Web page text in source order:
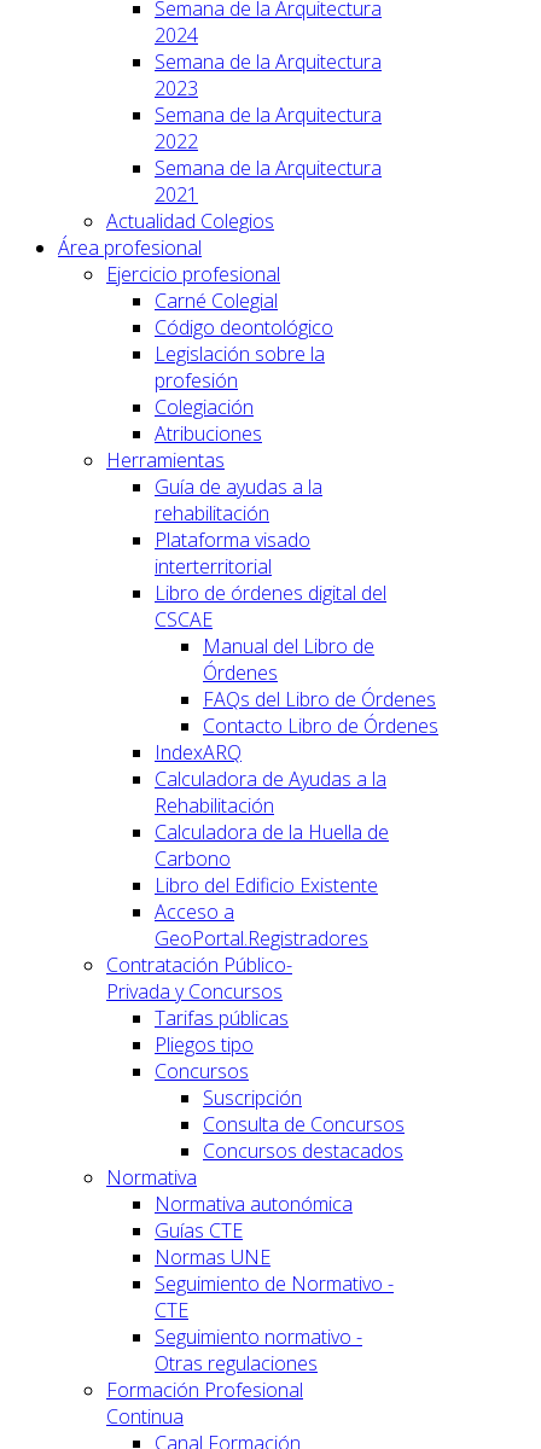
Semana de la Arquitectura
2024
Semana de la Arquitectura
2023
Semana de la Arquitectura
2022
Semana de la Arquitectura
2021
Actualidad Colegios
Área profesional
Ejercicio profesional
Carné Colegial
Código deontológico
Legislación sobre la
profesión
Colegiación
Atribuciones
Herramientas
Guía de ayudas a la
rehabilitación
Plataforma visado
interterritorial
Libro de órdenes digital del
CSCAE
Manual del Libro de
Órdenes
FAQs del Libro de Órdenes
Contacto Libro de Órdenes
IndexARQ
Calculadora de Ayudas a la
Rehabilitación
Calculadora de la Huella de
Carbono
Libro del Edificio Existente
Acceso a
GeoPortal.Registradores
Contratación Público-
Privada y Concursos
Tarifas públicas
Pliegos tipo
Concursos
Suscripción
Consulta de Concursos
Concursos destacados
Normativa
Normativa autonómica
Guías CTE
Normas UNE
Seguimiento de Normativo -
CTE
Seguimiento normativo -
Otras regulaciones
Formación Profesional
Continua
Canal Formación